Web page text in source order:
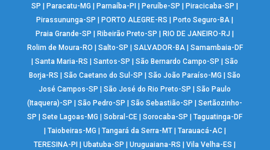
SP
Paracatu-MG Parnaíba-PI Peruíbe-SP Piracicaba-SP
Pirassununga-SP
PORTO ALEGRE-RS Porto Seguro-BA
Praia Grande-SP
Ribeirão Preto-SP RIO DE JANEIRO-RJ
Rolim de Moura-RO
Salto-SP SALVADOR-BA| Samambaia-DF
|Santa Maria-RS |Santos-SP |São Bernardo Campo-SP |São
Borja-RS
|São Caetano do Sul-SP |São João Paraíso-MG |São
José Campos-SP
|São José do Rio Preto-SP |São Paulo
(Itaquera)-SP
|São Pedro-SP |São Sebastião-SP |Sertãozinho-
SP
|Sete Lagoas-MG |Sobral-CE |Sorocaba-SP |Taguatinga-DF
Taiobeiras-MG Tangará da Serra-MT| Tarauacá-AC|
TERESINA-PI
|Ubatuba-SP |Uruguaiana-RS |Vila Velha-ES